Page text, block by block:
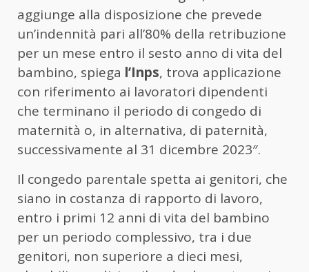
aggiunge alla disposizione che prevede
un’indennità pari all’80% della retribuzione
per un mese entro il sesto anno di vita del
bambino, spiega l’Inps, trova applicazione
con riferimento ai lavoratori dipendenti
che terminano il periodo di congedo di
maternità o, in alternativa, di paternità,
successivamente al 31 dicembre 2023″.
Il congedo parentale spetta ai genitori, che
siano in costanza di rapporto di lavoro,
entro i primi 12 anni di vita del bambino
per un periodo complessivo, tra i due
genitori, non superiore a dieci mesi,